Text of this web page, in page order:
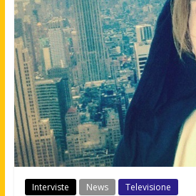
Interviste News Televisione